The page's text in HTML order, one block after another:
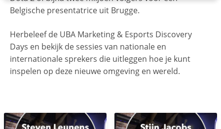
Belgische presentatrice uit Brugge.
Herbeleef de UBA Marketing & Esports Discovery
Days en bekijk de sessies van nationale en
internationale sprekers die uitleggen hoe je kunt
inspelen op deze nieuwe omgeving en wereld.